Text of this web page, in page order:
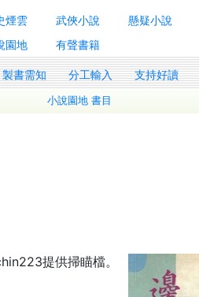
煙雲 武俠小說
懸疑小說
園地 有聲書籍
製書需知 分工輸入 支持好讀
小說園地 書目
提供掃瞄檔。